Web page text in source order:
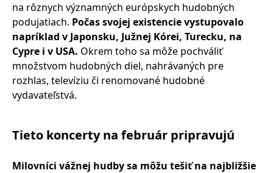
na rôznych významných európskych hudobných
podujatiach. Počas svojej existencie vystupovalo
napríklad v Japonsku, Južnej Kórei, Turecku, na
Cypre i v USA. Okrem toho sa môže pochváliť
množstvom hudobných diel, nahrávaných pre
rozhlas, televíziu či renomované hudobné
vydavateľstvá.
Tieto koncerty na február pripravujú
Milovníci vážnej hudby sa môžu tešiť na najbližšie